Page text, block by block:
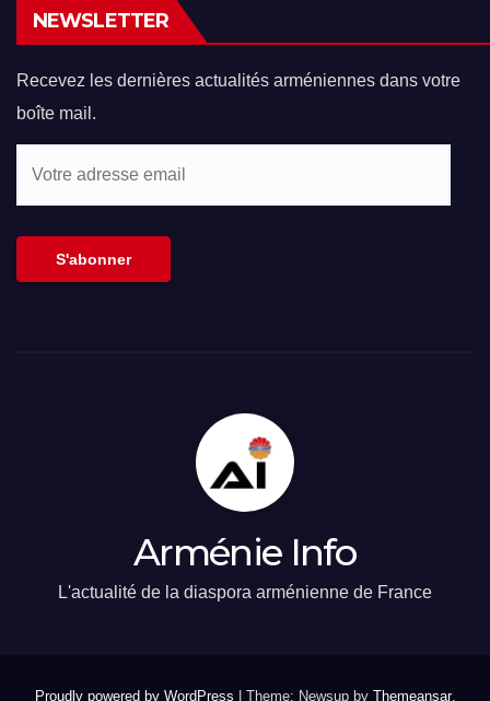
NEWSLETTER
Recevez les dernières actualités arméniennes dans votre
boîte mail.
S'abonner
Arménie Info
L'actualité de la diaspora arménienne de France
Proudly powered by WordPress Theme: Newsup by Themeansar.